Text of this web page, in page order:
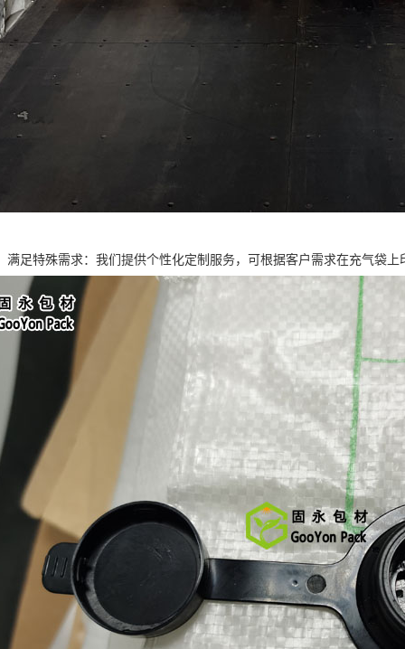
满足特殊需求：我们提供个性化定制服务，可根据客户需求在充气袋